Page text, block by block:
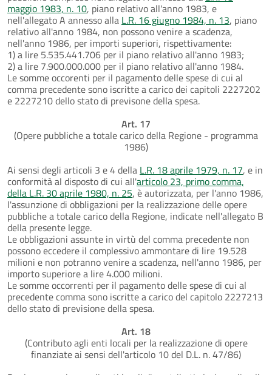
maggio 1983, n. 10, piano relativo all'anno 1983, e
nell'allegato A annesso alla L.R. 16 giugno 1984, n. 13, piano
relativo all'anno 1984, non possono venire a scadenza,
nell'anno 1986, per importi superiori, rispettivamente:
1) a lire 5.535.441.706 per il piano relativo all'anno 1983;
2) a lire 7.900.000.000 per il piano relativo all'anno 1984.
Le somme occorenti per il pagamento delle spese di cui al
comma precedente sono iscritte a carico dei capitoli 2227202
e 2227210 dello stato di previsone della spesa.
Art. 17
(Opere pubbliche a totale carico della Regione - programma
1986)
Ai sensi degli articoli 3 e 4 della L.R. 18 aprile 1979, n. 17, e in
conformità al disposto di cui all'articolo 23, primo comma,
della L.R. 30 aprile 1980, n. 25, è autorizzata, per l'anno 1986,
l'assunzione di obbligazioni per la realizzazione delle opere
pubbliche a totale carico della Regione, indicate nell'allegato B
della presente legge.
Le obbligazioni assunte in virtù del comma precedente non
possono eccedere il complessivo ammontare di lire 19.528
milioni e non potranno venire a scadenza, nell'anno 1986, per
importo superiore a lire 4.000 milioni.
Le somme occorrenti per il pagamento delle spese di cui al
precedente comma sono iscritte a carico del capitolo 2227213
dello stato di previsione della spesa.
Art. 18
(Contributo agli enti locali per la realizzazione di opere
finanziate ai sensi dell'articolo 10 del D.L. n. 47/86)